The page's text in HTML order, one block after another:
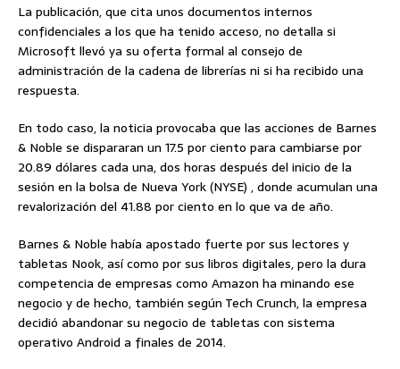
La publicación, que cita unos documentos internos
confidenciales a los que ha tenido acceso, no detalla si
Microsoft llevó ya su oferta formal al consejo de
administración de la cadena de librerías ni si ha recibido una
respuesta.
En todo caso, la noticia provocaba que las acciones de Barnes
& Noble se dispararan un 17.5 por ciento para cambiarse por
20.89 dólares cada una, dos horas después del inicio de la
sesión en la bolsa de Nueva York (NYSE) , donde acumulan una
revalorización del 41.88 por ciento en lo que va de año.
Barnes & Noble había apostado fuerte por sus lectores y
tabletas Nook, así como por sus libros digitales, pero la dura
competencia de empresas como Amazon ha minando ese
negocio y de hecho, también según Tech Crunch, la empresa
decidió abandonar su negocio de tabletas con sistema
operativo Android a finales de 2014.